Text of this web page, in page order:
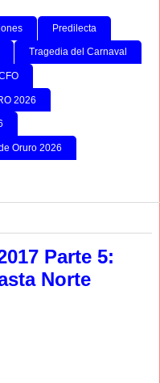
Predilecta
Tragedia del Carnaval
2026
Oruro 2026
Parte 5:
Norte